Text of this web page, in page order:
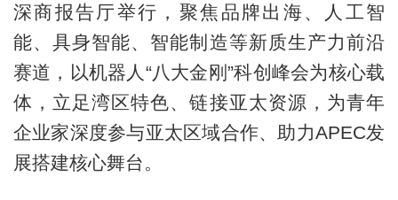
深商报告厅举行，聚焦品牌出海、人工智
能、具身智能、智能制造等新质生产力前沿
赛道，以机器人“八大金刚”科创峰会为核心载
体，立足湾区特色、链接亚太资源，为青年
企业家深度参与亚太区域合作、助力APEC发
展搭建核心舞台。